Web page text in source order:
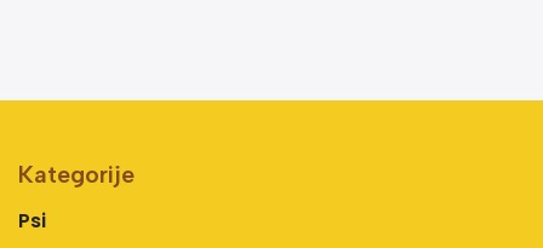
Kategorije
Psi